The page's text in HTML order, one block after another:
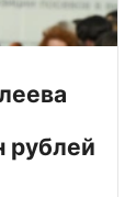
рублей